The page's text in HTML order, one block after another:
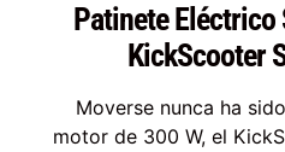
Patinete Eléctrico
KickScooter
Moverse nunca ha
motor de 300 W, el